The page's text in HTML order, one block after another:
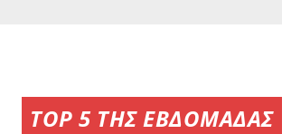
TOP 5 ΤΗΣ ΕΒΔΟΜΑΔΑΣ